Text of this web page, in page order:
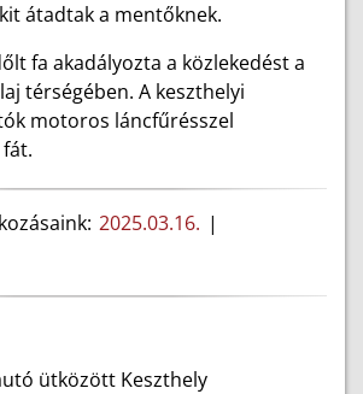
átadtak a mentőknek.
fa akadályozta a közlekedést a
térségében. A keszthelyi
motoros láncfűrésszel
2025.03.16. |
ütközött Keszthely